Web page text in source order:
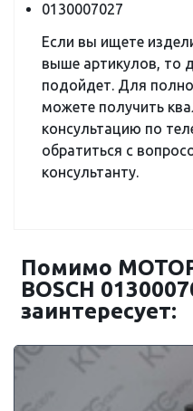
0130007027
Если вы ищете
выше артикулов, то
подойдет. Для
можете получить
консультацию по
обратиться с
консультанту.
Помимо
BOSCH
заинтересует: